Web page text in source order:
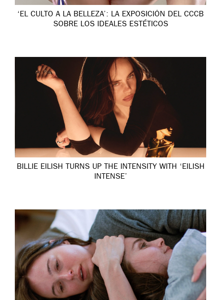
‘EL CULTO A LA BELLEZA’: LA EXPOSICIÓN DEL CCCB
SOBRE LOS IDEALES ESTÉTICOS
BILLIE EILISH TURNS UP THE INTENSITY WITH ‘EILISH
INTENSE’